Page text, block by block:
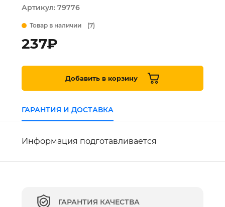
Артикул: 79776
Товар в наличии (7)
237₽
Добавить в корзину
ГАРАНТИЯ И ДОСТАВКА
Информация подготавливается
ГАРАНТИЯ КАЧЕСТВА